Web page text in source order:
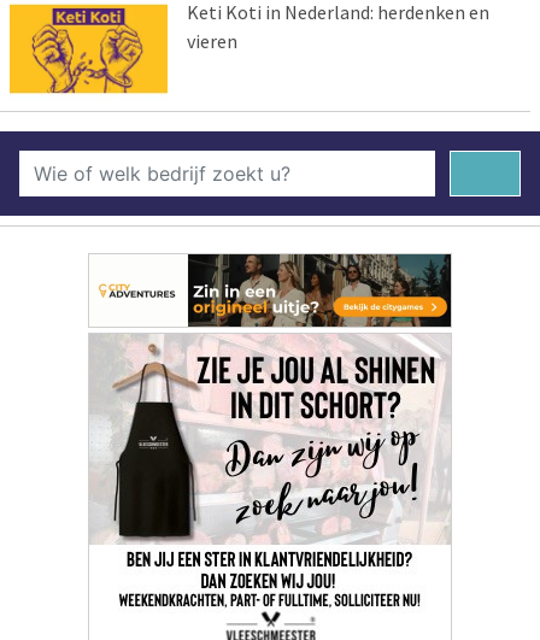
Keti Koti in Nederland: herdenken en
vieren